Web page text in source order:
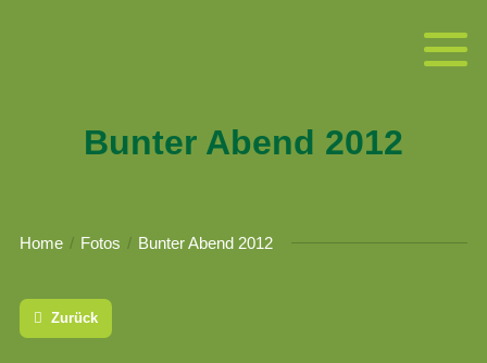
Bunter Abend 2012
Home Fotos Bunter Abend 2012
Zurück